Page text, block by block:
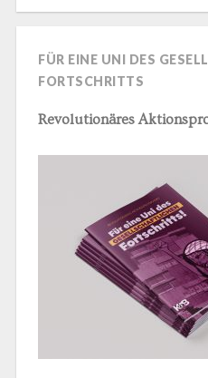
FÜR EINE UNI DES
FORTSCHRITTS
Revolutionäres